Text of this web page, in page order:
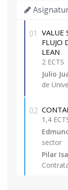
- Curriculum
- DNI
-
con
terminar
grado o de
- Si se
meses de
adjuntar
que
académica
01 VALUE
FLUJO
LEAN
2 ECTS
Julio
de
02
1,4
sector
Pilar